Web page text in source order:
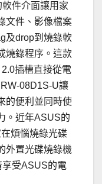
件介面讓用家
文件、影像檔案
及drop到燒錄軟
燒錄程序。這款
插槽直接從電
08D1S-U讓
的便利並同時使
。近年ASUS的
煩惱燒錄光碟
外置光碟燒錄機
受ASUS的電